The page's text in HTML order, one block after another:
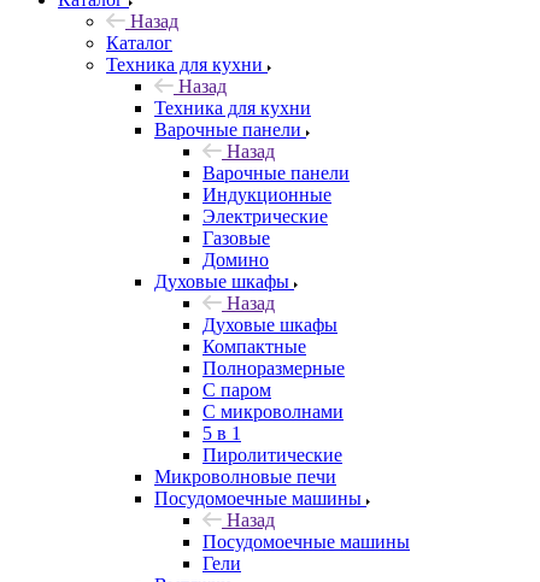
Назад
Каталог
Техника для кухни
Назад
Техника для кухни
Варочные панели
Назад
Варочные панели
Индукционные
Электрические
Газовые
Домино
Духовые шкафы
Назад
Духовые шкафы
Компактные
Полноразмерные
C паром
C микроволнами
5 в 1
Пиролитические
Микроволновые печи
Посудомоечные машины
Назад
Посудомоечные машины
Гели